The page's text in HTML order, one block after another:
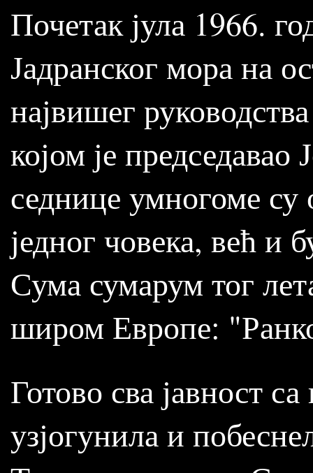
Почетак јула 1966.
Јадранског мора на
највишег
којом је
седнице умногоме
једног човека, већ и
Сума сумарум тог
широм Европе:
Готово сва јавност
узјогунила и